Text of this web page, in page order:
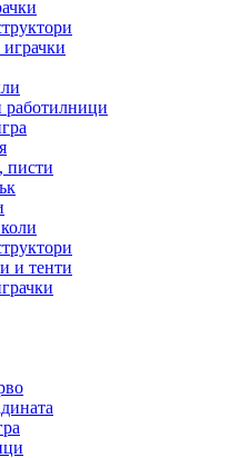
писти
и тенти